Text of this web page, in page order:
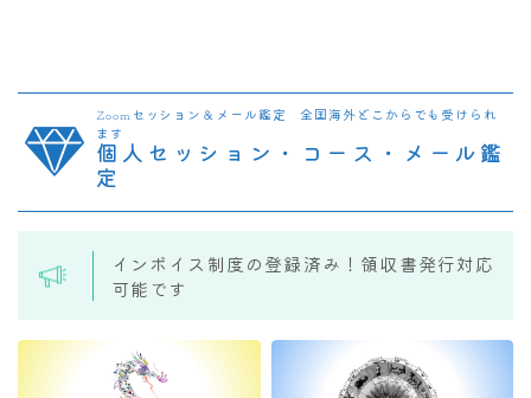
Zoomセッション＆メール鑑定 全国海外どこからでも受けられ
ます
個人セッション・コース・メール鑑
定
インボイス制度の登録済み！領収書発行対応
可能です